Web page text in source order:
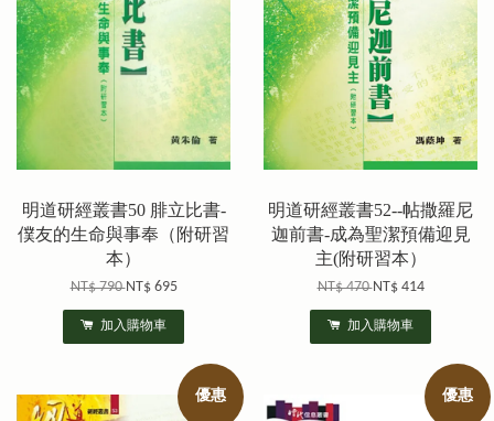
明道研經叢書50 腓立比書-
僕友的生命與事奉（附研習
本）
NT$ 790NT$ 695
加入購物車
明道研經叢書52--帖撒羅尼
迦前書-成為聖潔預備迎見
主(附研習本）
NT$ 470NT$ 414
加入購物車
優惠 優惠